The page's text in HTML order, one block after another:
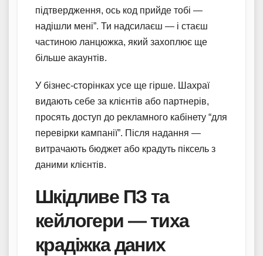
підтвердження, ось код прийде тобі —
надішли мені”. Ти надсилаєш — і стаєш
частиною ланцюжка, який захоплює ще
більше акаунтів.
У бізнес-сторінках усе ще гірше. Шахраї
видають себе за клієнтів або партнерів,
просять доступ до рекламного кабінету “для
перевірки кампанії”. Після надання —
витрачають бюджет або крадуть піксель з
даними клієнтів.
Шкідливе ПЗ та
кейлогери — тиха
крадіжка даних